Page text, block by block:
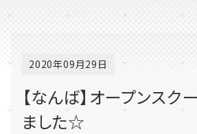
2020年09月29日
【なんば】オープンスク
ました☆